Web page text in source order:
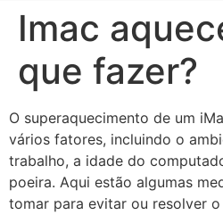
Imac
que fazer?
O superaquecimento de um
vários fatores, incluindo o
trabalho, a idade do
poeira. Aqui estão algumas
tomar para evitar ou resolver